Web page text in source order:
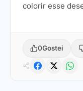
colorir esse
0Gostei